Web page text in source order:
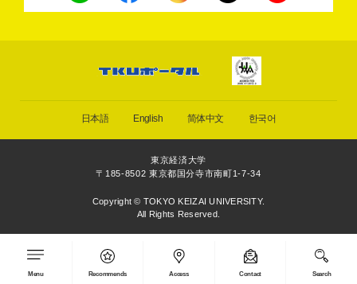
Menu Recommends Access Contact Search
日本語 English 简体中文 한국어
東京経済大学
〒185-8502 東京都国分寺市南町1-7-34
Copyright © TOKYO KEIZAI UNIVERSITY.
All Rights Reserved.